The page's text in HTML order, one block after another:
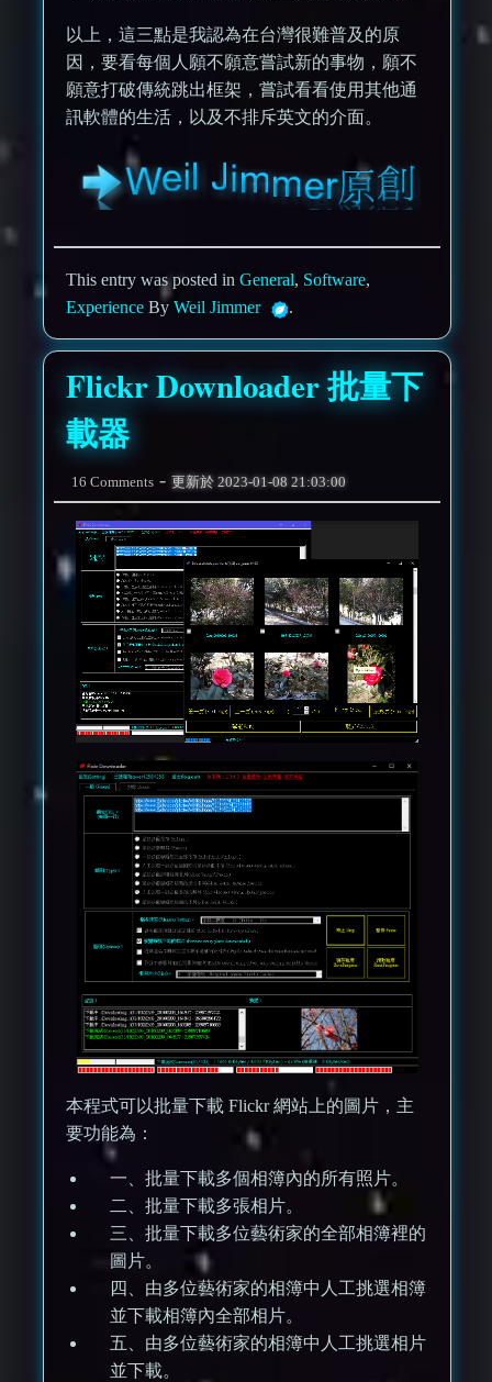
以上，這三點是我認為在台灣很難普及的原
因，要看每個人願不願意嘗試新的事物，願不
願意打破傳統跳出框架，嘗試看看使用其他通
訊軟體的生活，以及不排斥英文的介面。
This entry was posted inGeneral, Software,
Experience ByWeil Jimmer .
Flickr Downloader 批量下
載器
16 Comments -更新於2023-01-08 21:03:00
本程式可以批量下載 Flickr 網站上的圖片，主
要功能為：
一、批量下載多個相簿內的所有照片。
二、批量下載多張相片。
三、批量下載多位藝術家的全部相簿裡的
圖片。
四、由多位藝術家的相簿中人工挑選相簿
並下載相簿內全部相片。
五、由多位藝術家的相簿中人工挑選相片
並下載。